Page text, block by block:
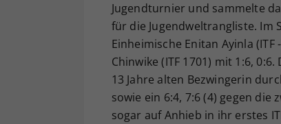
Jugendturnier und sammelte
für die Jugendweltrangliste. Im
Einheimische Enitan Ayinla
Chinwike (ITF 1701) mit 1:6,
13 Jahre alten Bezwingerin
sowie ein 6:4, 7:6 (4) gegen
sogar auf Anhieb in ihr erstes